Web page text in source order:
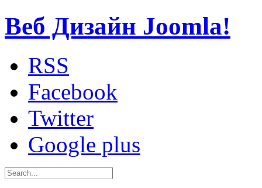
Веб Дизайн Joomla!
RSS
Facebook
Twitter
Google plus